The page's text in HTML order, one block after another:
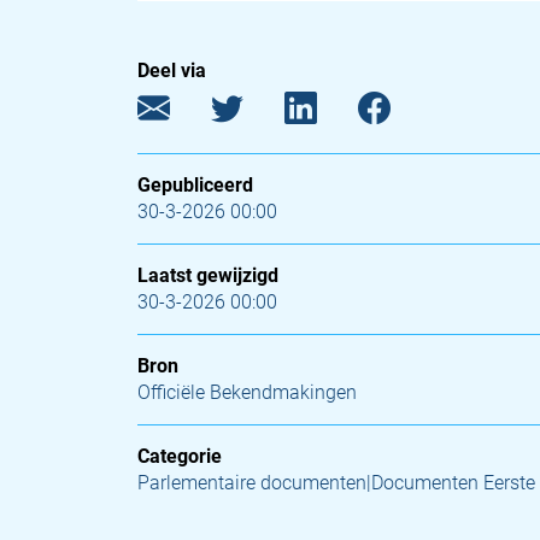
Deel via
Gepubliceerd
30-3-2026 00:00
Laatst gewijzigd
30-3-2026 00:00
Bron
Officiële Bekendmakingen
Categorie
Parlementaire documenten|Documenten